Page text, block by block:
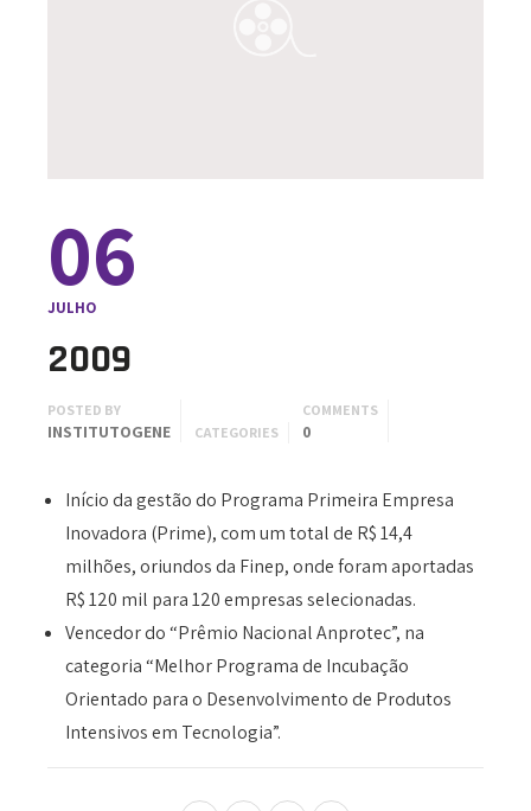
06
JULHO
2009
POSTED BY
INSTITUTOGENE CATEGORIES
COMMENTS
0
Início da gestão do Programa Primeira Empresa
Inovadora (Prime), com um total de R$ 14,4
milhões, oriundos da Finep, onde foram aportadas
R$ 120 mil para 120 empresas selecionadas.
Vencedor do “Prêmio Nacional Anprotec”, na
categoria “Melhor Programa de Incubação
Orientado para o Desenvolvimento de Produtos
Intensivos em Tecnologia”.